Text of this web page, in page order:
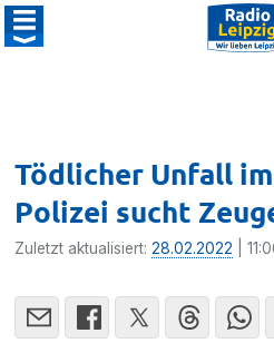
Tödlicher Unfall
Polizei sucht
Zuletzt aktualisiert:28.02.2022 |